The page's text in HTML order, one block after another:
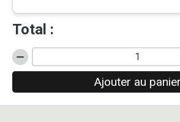
Total :
quantité
de
Motocross
Ajouter au panier